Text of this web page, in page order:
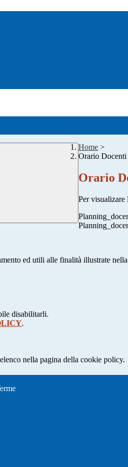
Home >
Orario Docenti
Orario
Per
ed utili alle finalità illustrate nella
disabilitarli.
.
nella pagina della cookie policy.